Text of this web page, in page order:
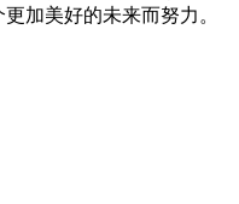
加美好的未来而努力。